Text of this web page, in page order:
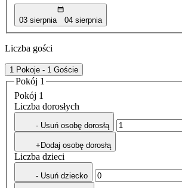
03 sierpnia 04 sierpnia
Liczba gości
1 Pokoje - 1 Goście
Pokój 1
Pokój 1
Liczba dorosłych
- Usuń osobę dorosłą
+Dodaj osobę dorosłą
Liczba dzieci
- Usuń dziecko